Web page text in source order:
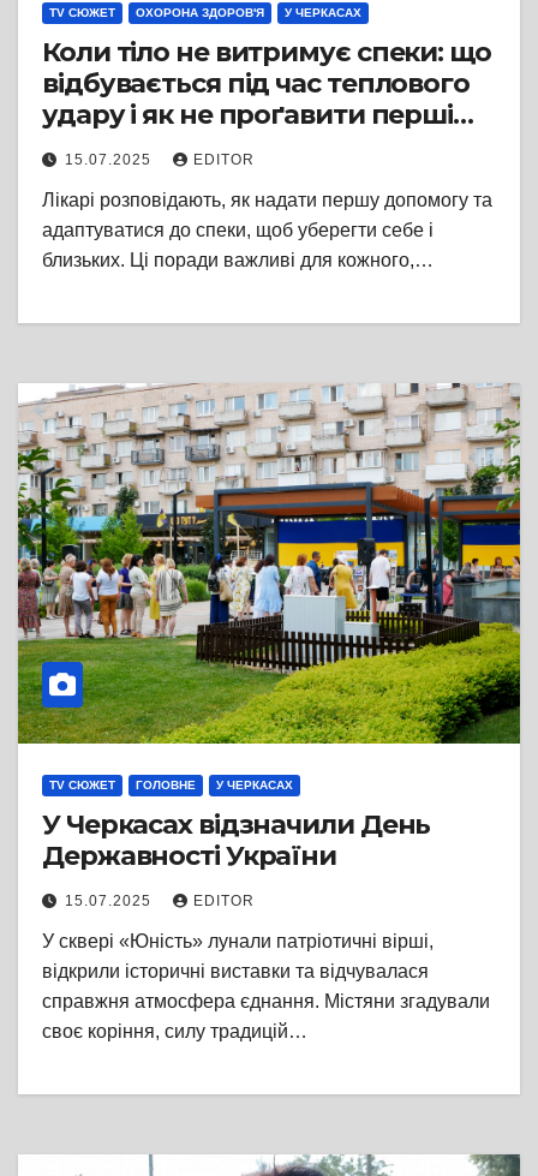
TV СЮЖЕТ ОХОРОНА ЗДОРОВ'Я У ЧЕРКАСАХ
Коли тіло не витримує спеки: що
відбувається під час теплового
удару і як не проґавити перші
тривожні сигнали
15.07.2025 EDITOR
Лікарі розповідають, як надати першу допомогу та
адаптуватися до спеки, щоб уберегти себе і
близьких. Ці поради важливі для кожного,…
TV СЮЖЕТ ГОЛОВНЕ У ЧЕРКАСАХ
У Черкасах відзначили День
Державності України
15.07.2025 EDITOR
У сквері «Юність» лунали патріотичні вірші,
відкрили історичні виставки та відчувалася
справжня атмосфера єднання. Містяни згадували
своє коріння, силу традицій…